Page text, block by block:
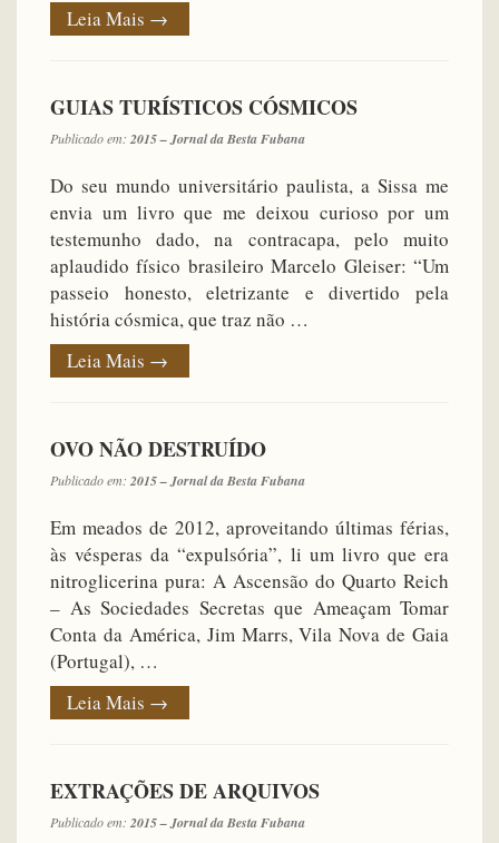
Leia Mais →
GUIAS TURÍSTICOS CÓSMICOS
Publicado em: 2015 – Jornal da Besta Fubana
Do seu mundo universitário paulista, a Sissa me
envia um livro que me deixou curioso por um
testemunho dado, na contracapa, pelo muito
aplaudido físico brasileiro Marcelo Gleiser: “Um
passeio honesto, eletrizante e divertido pela
história cósmica, que traz não …
Leia Mais →
OVO NÃO DESTRUÍDO
Publicado em: 2015 – Jornal da Besta Fubana
Em meados de 2012, aproveitando últimas férias,
às vésperas da “expulsória”, li um livro que era
nitroglicerina pura: A Ascensão do Quarto Reich
– As Sociedades Secretas que Ameaçam Tomar
Conta da América, Jim Marrs, Vila Nova de Gaia
(Portugal), …
Leia Mais →
EXTRAÇÕES DE ARQUIVOS
Publicado em: 2015 – Jornal da Besta Fubana